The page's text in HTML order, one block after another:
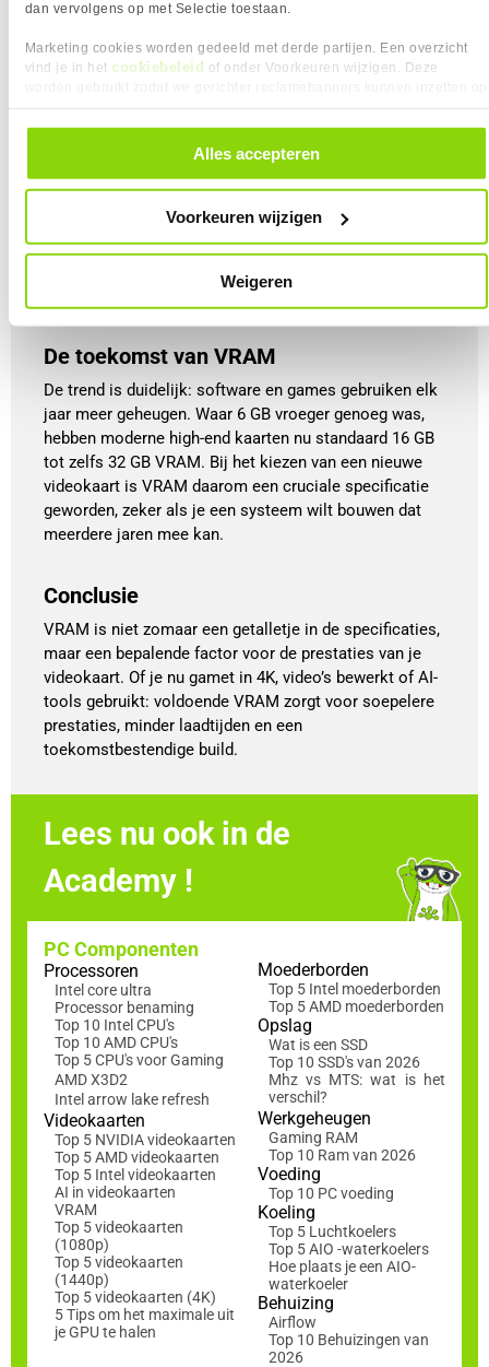
dan vervolgens op met Selectie toestaan.
Marketing cookies worden gedeeld met derde partijen. Een overzicht
vind je in het cookiebeleid of onder Voorkeuren wijzigen. Deze
alle cookies. Je kunt je gegeven toestemming altijd intrekken, dit doe je
door in de footer van onze website te klikken op ‘Cookievoorkeuren’
Alles accepteren
Voorkeuren wijzigen
Weigeren
4K Gaming / Content creatie
Voor 4K-gaming of zwaar creatief werk is 16
GB VRAM of meer de norm. De enorme
Resolve of AI-tools profiteren van extra
VRAM. Met 16 GB of meer kun je meerdere
lagen video, effecten en AI-modellen
tegelijkertijd soepel draaien, zonder dat je
workflow of gameplay wordt vertraagd.
De trend is duidelijk: software en games gebruiken elk
jaar meer geheugen. Waar 6 GB vroeger genoeg was,
hebben moderne high-end kaarten nu standaard 16 GB
tot zelfs 32 GB VRAM. Bij het kiezen van een nieuwe
videokaart is VRAM daarom een cruciale specificatie
geworden, zeker als je een systeem wilt bouwen dat
meerdere jaren mee kan.
De toekomst van VRAM
VRAM is niet zomaar een getalletje in de specificaties,
maar een bepalende factor voor de prestaties van je
videokaart. Of je nu gamet in 4K, video’s bewerkt of AI-
tools gebruikt: voldoende VRAM zorgt voor soepelere
prestaties, minder laadtijden en een
toekomstbestendige build.
Conclusie
Lees nu ook in de
Academy !
PC Componenten
Processoren
Intel core ultra
Processor benaming
Top 10 Intel CPU's
Top 10 AMD CPU's
Top 5 CPU's voor Gaming
AMD X3D2
Intel arrow lake refresh
Videokaarten
Top 5 NVIDIA videokaarten
Top 5 AMD videokaarten
Top 5 Intel videokaarten
AI in videokaarten
VRAM
Top 5 videokaarten
(1080p)
Top 5 videokaarten
(1440p)
Top 5 videokaarten (4K)
5 Tips om het maximale uit
je GPU te halen
Moederborden
Top 5 Intel moederborden
Top 5 AMD moederborden
Opslag
Wat is een SSD
Top 10 SSD's van 2026
Mhz vs MTS: wat is het
verschil?
Werkgeheugen
Gaming RAM
Top 10 Ram van 2026
Voeding
Top 10 PC voeding
Koeling
Top 5 Luchtkoelers
Top 5 AIO -waterkoelers
Hoe plaats je een AIO-
waterkoeler
Behuizing
Airflow
Top 10 Behuizingen van
2026